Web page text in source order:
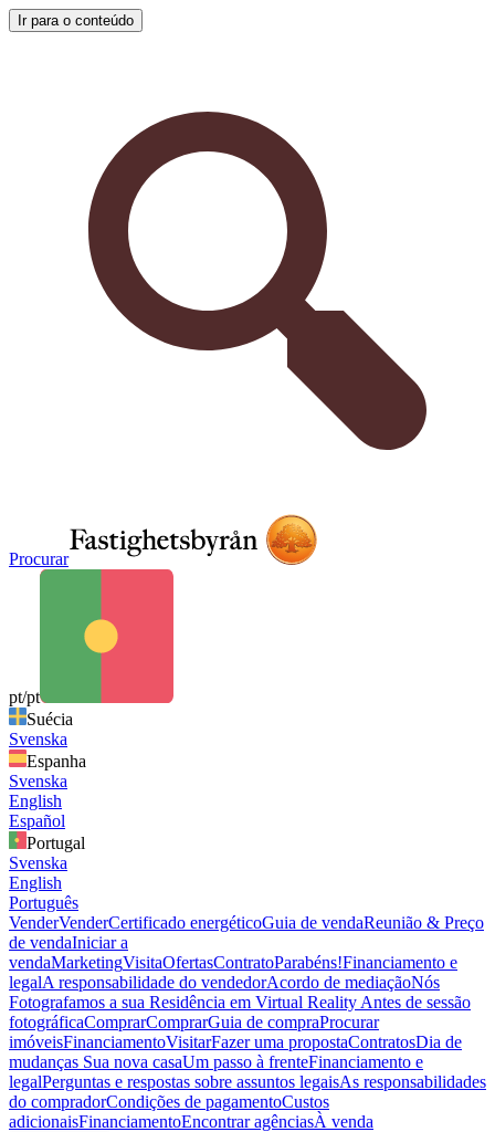
Ir para o conteúdo
Procurar
pt/pt
Suécia
Svenska
Espanha
Svenska
English
Español
Portugal
Svenska
English
Português
VenderVenderCertificado energéticoGuia de vendaReunião & Preço
de vendaIniciar a
vendaMarketingVisitaOfertasContratoParabéns!Financiamento e
legalA responsabilidade do vendedorAcordo de mediaçãoNós
Fotografamos a sua Residência em Virtual Reality Antes de sessão
fotográficaComprarComprarGuia de compraProcurar
imóveisFinanciamentoVisitarFazer uma propostaContratosDia de
mudanças Sua nova casaUm passo à frenteFinanciamento e
legalPerguntas e respostas sobre assuntos legaisAs responsabilidades
do compradorCondições de pagamentoCustos
adicionaisFinanciamentoEncontrar agênciasÀ venda